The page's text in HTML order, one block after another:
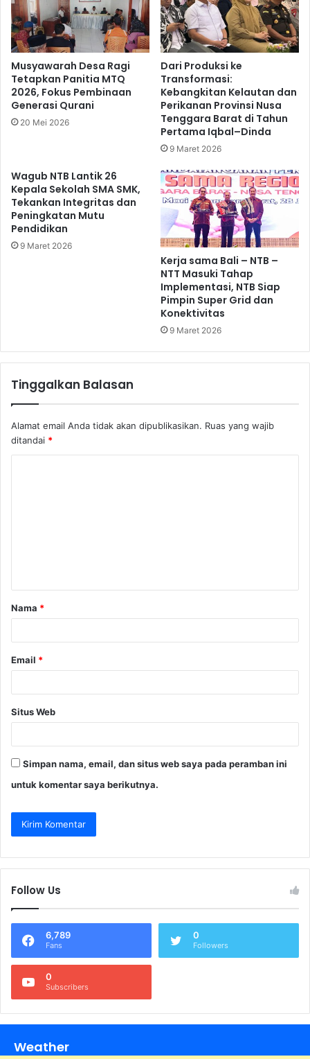
Musyawarah Desa Ragi
Tetapkan Panitia MTQ
2026, Fokus Pembinaan
Generasi Qurani
20 Mei 2026
Dari Produksi ke
Transformasi:
Kebangkitan Kelautan dan
Perikanan Provinsi Nusa
Tenggara Barat di Tahun
Pertama Iqbal–Dinda
9 Maret 2026
Wagub NTB Lantik 26
Kepala Sekolah SMA SMK,
Tekankan Integritas dan
Peningkatan Mutu
Pendidikan
9 Maret 2026
Kerja sama Bali – NTB –
NTT Masuki Tahap
Implementasi, NTB Siap
Pimpin Super Grid dan
Konektivitas
9 Maret 2026
Tinggalkan Balasan
Alamat email Anda tidak akan dipublikasikan. Ruas yang wajib
ditandai *
a
r
Nama *
Email *
Situs Web
Simpan nama, email, dan situs web saya pada peramban ini
untuk komentar saya berikutnya.
Follow Us
6,789
Fans
0
Followers
0
Subscribers
Weather